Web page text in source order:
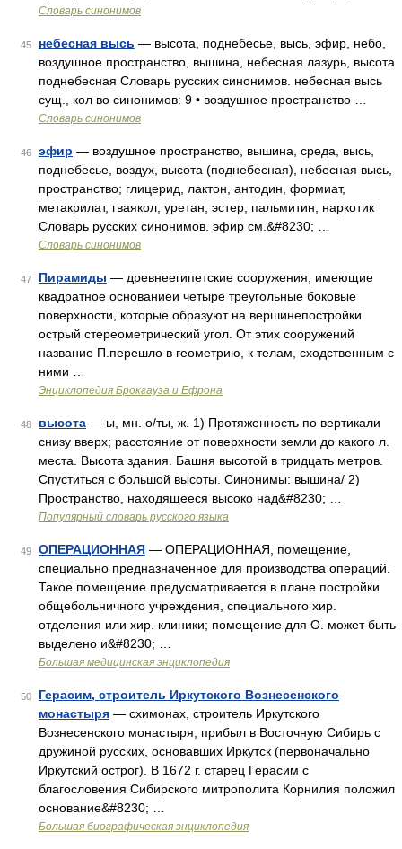
Словарь синонимов
45 небесная высь — высота, поднебесье, высь, эфир, небо,
воздушное пространство, вышина, небесная лазурь, высота
поднебесная Словарь русских синонимов. небесная высь
сущ., кол во синонимов: 9 • воздушное пространство …
Словарь синонимов
46 эфир — воздушное пространство, вышина, среда, высь,
поднебесье, воздух, высота (поднебесная), небесная высь,
пространство; глицерид, лактон, антодин, формиат,
метакрилат, гваякол, уретан, эстер, пальмитин, наркотик
Словарь русских синонимов. эфир см.&#8230; …
Словарь синонимов
47 Пирамиды — древнеегипетские сооружения, имеющие
квадратное основаниеи четыре треугольные боковые
поверхности, которые образуют на вершинепостройки
острый стереометрический угол. От этих сооружений
название П.перешло в геометрию, к телам, сходственным с
ними …
Энциклопедия Брокгауза и Ефрона
48 высота — ы, мн. о/ты, ж. 1) Протяженность по вертикали
снизу вверх; расстояние от поверхности земли до какого л.
места. Высота здания. Башня высотой в тридцать метров.
Спуститься с большой высоты. Синонимы: вышина/ 2)
Пространство, находящееся высоко над&#8230; …
Популярный словарь русского языка
49 ОПЕРАЦИОННАЯ — ОПЕРАЦИОННАЯ, помещение,
специально предназначенное для производства операций.
Такое помещение предусматривается в плане постройки
общебольничного учреждения, специального хир.
отделения или хир. клиники; помещение для О. может быть
выделено и&#8230; …
Большая медицинская энциклопедия
50
Герасим, строитель Иркутского Вознесенского
монастыря — схимонах, строитель Иркутского
Вознесенского монастыря, прибыл в Восточную Сибирь с
дружиной русских, основавших Иркутск (первоначально
Иркутский острог). В 1672 г. старец Герасим с
благословения Сибирского митрополита Корнилия положил
основание&#8230; …
Большая биографическая энциклопедия